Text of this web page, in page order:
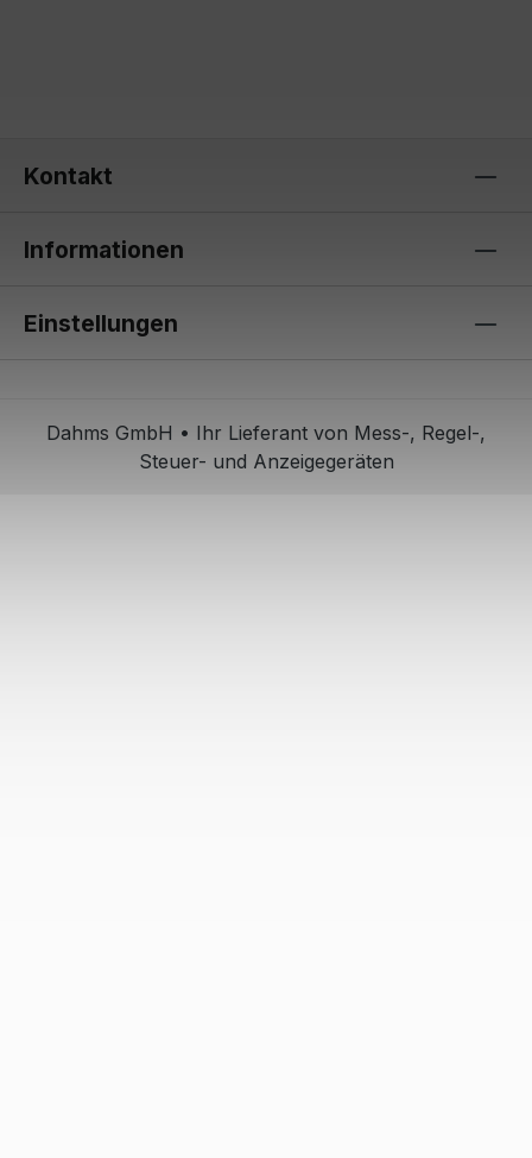
Kontakt
Informationen
Einstellungen
Dahms GmbH • Ihr Lieferant von Mess-, Regel-,
Steuer- und Anzeigegeräten